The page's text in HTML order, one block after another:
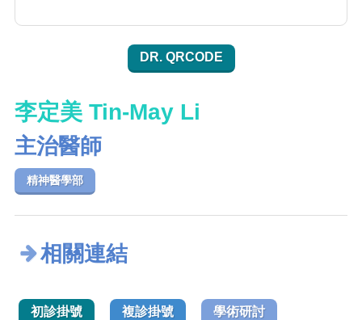
DR. QRCODE
李定美 Tin-May Li
主治醫師
精神醫學部
相關連結
初診掛號 複診掛號 學術研討